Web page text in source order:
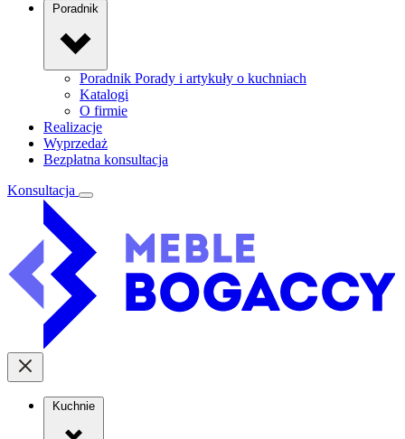
Poradnik Porady i artykuły o kuchniach
Katalogi
O firmie
Realizacje
Wyprzedaż
Bezpłatna konsultacja
Konsultacja
Kuchnie